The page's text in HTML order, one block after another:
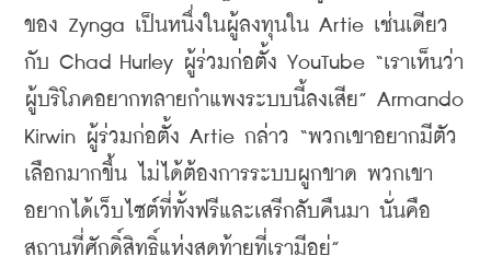
ของ Zynga เป็นหนึ่งในผู้ลงทุนใน Artie เช่นเดียว
กับ Chad Hurley ผู้ร่วมก่อตั้ง YouTube “เราเห็นว่า
ผู้บริโภคอยากทลายกำแพงระบบนี้ลงเสีย
Kirwin ผู้ร่วมก่อตั้ง Artie กล่าว “พวกเขาอยากมีตัว
เลือกมากขึ้น ไม่ได้ต้องการระบบผูกขาด พวกเขา
อยากได้เว็บไซต์ที่ทั้งฟรีและเสรีกลับคืนมา นั่นคือ
สถานที่ศักดิ์สิทธิ์แห่งสุดท้ายที่เรามีอยู่”